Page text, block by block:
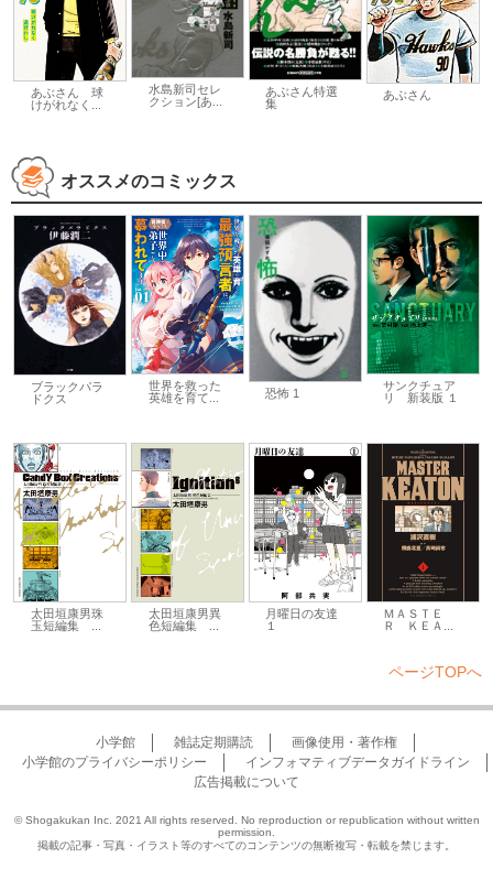
あぶさん 球
けがれなく...
水島新司セレ
クション[あ...
あぶさん特選
集
あぶさん
オススメのコミックス
ブラックパラ
ドクス
世界を救った
英雄を育て...
恐怖 1
サンクチュア
リ 新装版 １
太田垣康男珠
玉短編集 ...
太田垣康男異
色短編集 ...
月曜日の友達
１
ＭＡＳＴＥ
Ｒ ＫＥＡ...
ページTOPへ
小学館 雑誌定期購読
画像使用・著作権
小学館のプライバシーポリシー
インフォマティブデータガイドライン
広告掲載について
© Shogakukan Inc. 2021 All rights reserved. No reproduction or republication without written
permission.
掲載の記事・写真・イラスト等のすべてのコンテンツの無断複写・転載を禁じます。